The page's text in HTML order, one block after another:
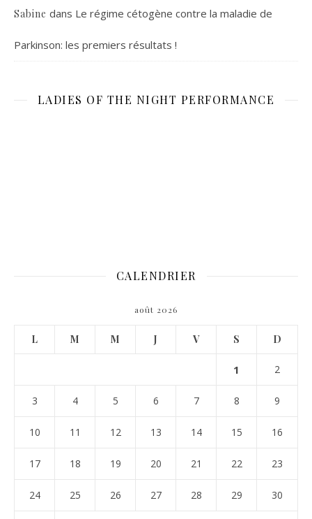
Sabine dans Le régime cétogène contre la maladie de
Parkinson: les premiers résultats !
LADIES OF THE NIGHT PERFORMANCE
CALENDRIER
août 2026
L M M J V S D
1 2
3 4 5 6 7 8 9
10 11 12 13 14 15 16
17 18 19 20 21 22 23
24 25 26 27 28 29 30